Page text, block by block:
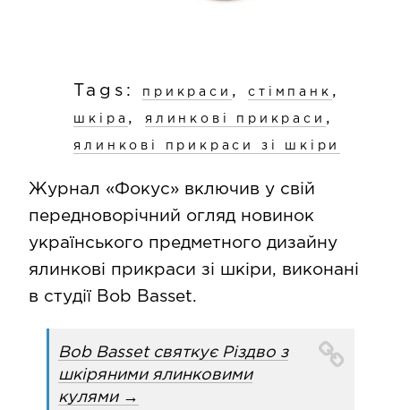
Tags: прикраси ,стімпанк ,
шкіра ,ялинкові прикраси ,
ялинкові прикраси зі шкіри
Журнал «Фокус» включив у свій
передноворічний огляд новинок
українського предметного дизайну
ялинкові прикраси зі шкіри, виконані
в студії Bob Basset.
Bob Basset святкує Різдво з
шкіряними ялинковими
кулями →